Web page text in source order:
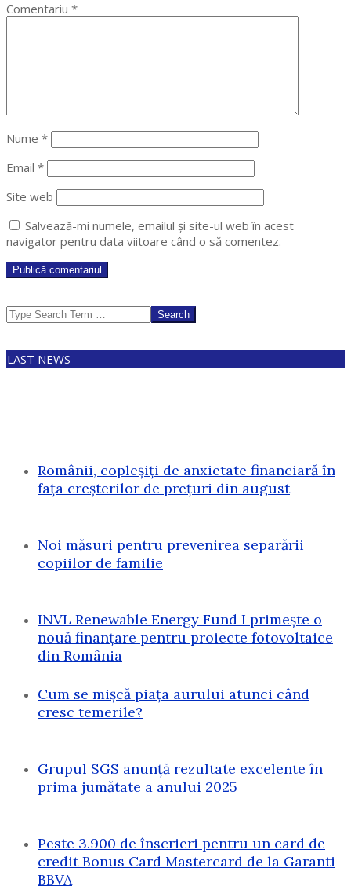
Comentariu *
Nume *
Email *
Site web
Salvează-mi numele, emailul și site-ul web în acest
navigator pentru data viitoare când o să comentez.
Search
LAST NEWS
Românii, copleșiți de anxietate financiară în
fața creșterilor de prețuri din august
Noi măsuri pentru prevenirea separării
copiilor de familie
INVL Renewable Energy Fund I primește o
nouă finanțare pentru proiecte fotovoltaice
din România
Cum se mișcă piața aurului atunci când
cresc temerile?
Grupul SGS anunță rezultate excelente în
prima jumătate a anului 2025
Peste 3.900 de înscrieri pentru un card de
credit Bonus Card Mastercard de la Garanti
BBVA